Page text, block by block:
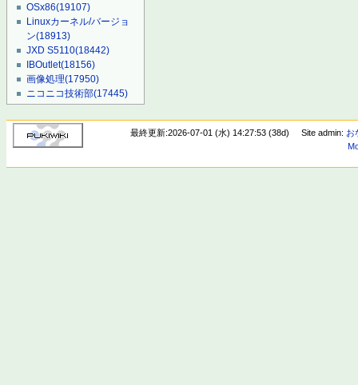
OSx86(19107)
Linuxカーネル/バージョ
ン(18913)
JXD S5110(18442)
IBOutlet(18156)
画像処理(17950)
ニコニコ技術部(17445)
最終更新:2026-07-01 (水) 14:27:53 (38d) Site admin: お